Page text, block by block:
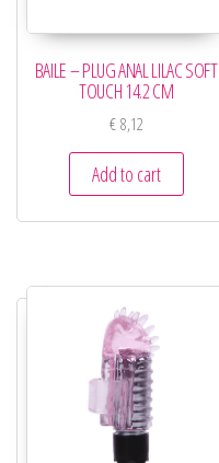
BAILE – PLUG ANAL LILAC SOFT
TOUCH 14.2 CM
€8,12
Add to cart